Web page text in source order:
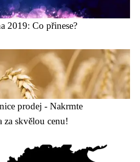
2019: Co přinese?
prodej - Nakrmte
za skvělou cenu!